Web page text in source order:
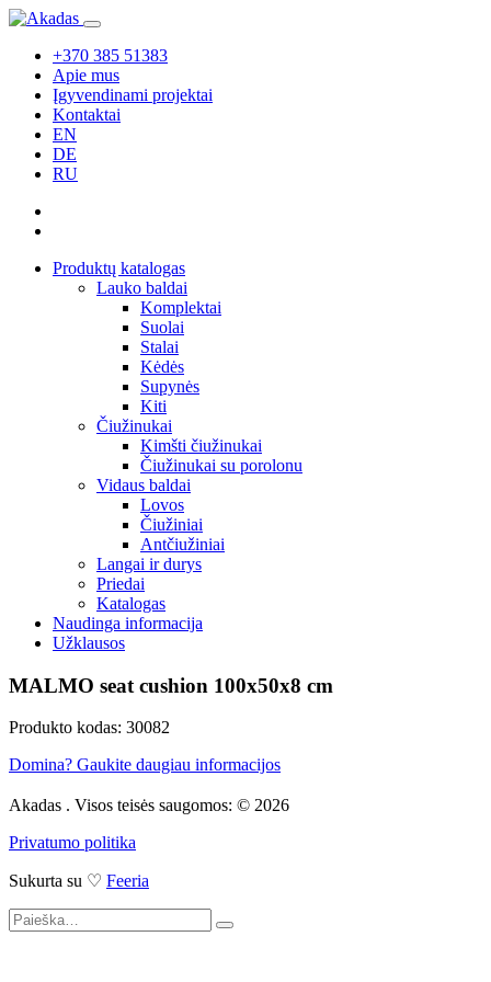
+370 385 51383
Apie mus
Įgyvendinami projektai
Kontaktai
EN
DE
RU
Produktų katalogas
Lauko baldai
Komplektai
Suolai
Stalai
Kėdės
Supynės
Kiti
Čiužinukai
Kimšti čiužinukai
Čiužinukai su porolonu
Vidaus baldai
Lovos
Čiužiniai
Antčiužiniai
Langai ir durys
Priedai
Katalogas
Naudinga informacija
Užklausos
MALMO seat cushion 100x50x8 cm
Produkto kodas: 30082
Domina? Gaukite daugiau informacijos
Akadas . Visos teisės saugomos: © 2026
Privatumo politika
Sukurta su ♡ Feeria